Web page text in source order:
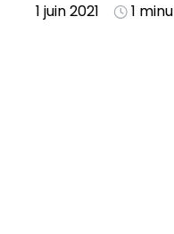
1 juin 2021 1